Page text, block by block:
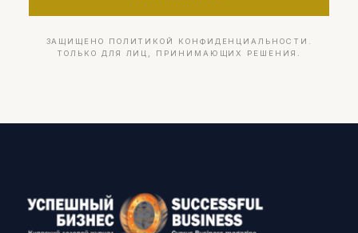
ЗАЩИЩЕНО ПОЛИТИКОЙ КОНФИДЕНЦИАЛЬНОСТИ.
ТОЛЬКО ДЛЯ ЛИЦ, ПРИНИМАЮЩИХ РЕШЕНИЯ.